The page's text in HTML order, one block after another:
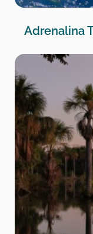
Adrenalina